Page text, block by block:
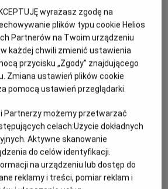
Edward Ricourt, Boaz Yakin
Ruffalo, Michael Caine
tajna organizacja OKO zbiera ekipę
obdarzonych niezwykłymi
i powierza im cel, którego nikt
się podjąć. O grupie robi się głośno
którego rabują bank znajdujący się
a miliony przelewają na konta ludzi
Tropem iluzjonistów rusza agent FBI,
działalnością musi kryć się coś
człowiekiem, który chce
która przygotowuje się do
planu.
wyrażasz zgodę na
plików typu cookie Helios
Partnerów na Twoim urządzeniu
każdej chwili zmienić ustawienia
przycisku „Zgody” znajdującego
Zmiana ustawień plików cookie
pomocą ustawień przeglądarki.
Partnerzy możemy przetwarzać
celach:Użycie dokładnych
Aktywne skanowanie
do celów identyfikacji.
na urządzeniu lub dostęp do
reklamy i treści, pomiar reklam i